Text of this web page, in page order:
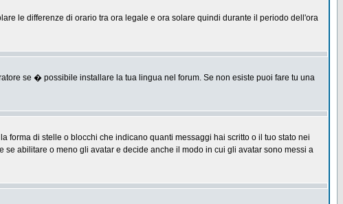
le differenze di orario tra ora legale e ora solare quindi durante il periodo dell'ora
se � possibile installare la tua lingua nel forum. Se non esiste puoi fare tu una
di stelle o blocchi che indicano quanti messaggi hai scritto o il tuo stato nei
abilitare o meno gli avatar e decide anche il modo in cui gli avatar sono messi a